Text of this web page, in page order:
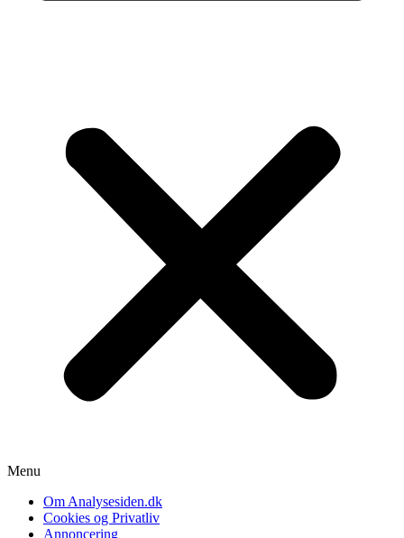
Menu
Om Analysesiden.dk
Cookies og Privatliv
Annoncering